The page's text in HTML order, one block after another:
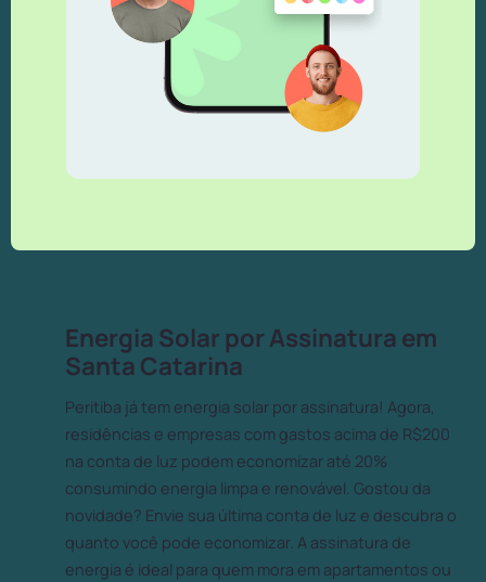
Energia Solar por Assinatura em
Santa Catarina
Peritiba já tem energia solar por assinatura! Agora,
residências e empresas com gastos acima de R$200
na conta de luz podem economizar até 20%
consumindo energia limpa e renovável. Gostou da
novidade? Envie sua última conta de luz e descubra o
quanto você pode economizar. A assinatura de
energia é ideal para quem mora em apartamentos ou